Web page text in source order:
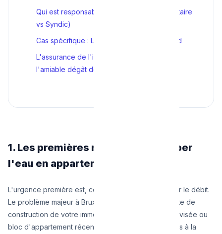
Qui est responsable ? (Locataire vs Propriétaire
vs Syndic)
Cas spécifique : La fuite qui vient du plafond
L'assurance de l'immeuble et le "constat à
l'amiable dégât des eaux"
1. Les premières minutes : Où couper
l'eau en appartement ?
L'urgence première est, comme toujours, de stopper le débit.
Le problème majeur à Bruxelles est que, selon la date de
construction de votre immeuble (maison de maître divisée ou
bloc d'appartement récent), le compteur ne sera pas à la